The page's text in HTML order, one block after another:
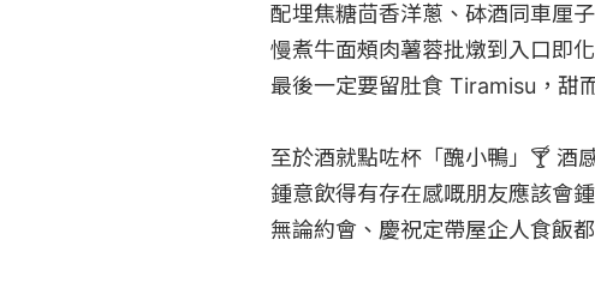
配埋焦糖茴香洋蔥、砵酒同車厘
慢煮牛面頰肉薯蓉批燉到入口即
最後一定要留肚食 Tiramisu，甜
至於酒就點咗杯「醜小鴨」🍸 酒
鍾意飲得有存在感嘅朋友應該會
無論約會、慶祝定帶屋企人食飯